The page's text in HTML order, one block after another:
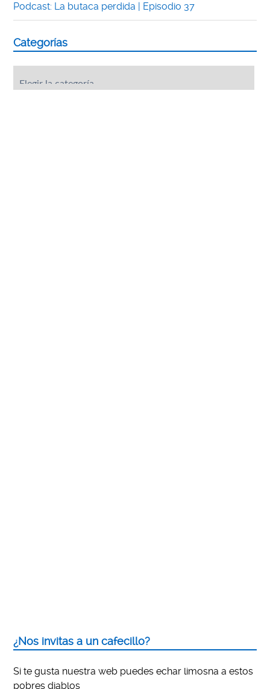
Podcast: La butaca perdida | Episodio 37
Categorías
¿Nos invitas a un cafecillo?
Si te gusta nuestra web puedes echar limosna a estos
pobres diablos